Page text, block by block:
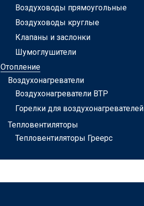
Воздуховоды прямоугольные
Воздуховоды круглые
Клапаны и заслонки
Шумоглушители
Отопление
Воздухонагреватели
Воздухонагреватели ВТР
Горелки для воздухонагревателей
Тепловентиляторы
Тепловентиляторы Греерс